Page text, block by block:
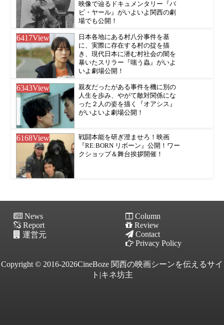
映像で辿るドキュメンタリー『バ
ビ・ヤール』がいよいよ関西の劇
場でも公開！
6417View
日本各地にある村八分事件を基
に、実際に存在する村の掟を描
き、現代日本に潜む村社会の闇を
暴いたスリラー『嗤う蟲』がいよ
いよ劇場公開！
6343View
親友だったがある事件を機に別の
人生を歩み、やがて敵対関係にな
った２人の姿を描く『オアシス』
がいよいよ劇場公開！
6168View
戦闘本能を研ぎ澄ませろ！映画
『RE:BORN リボーン』公開！ワー
クショップ＆舞台挨拶開催！
News
Column
Report
Review
運営元
Contact
Privacy Policy
Copyright © 2016-2026CineBoze 関西の映画シーンを伝えるサイ
ト|キネ坊主